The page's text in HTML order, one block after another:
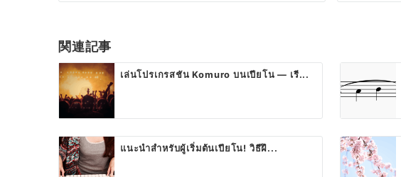
関連記事
เล่นโปรเกรสชัน Komuro บนเปียโน — เรี...
แนะนำสำหรับผู้เริ่มต้นเปียโน! วิธีฝึ...